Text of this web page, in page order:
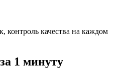
контроль качества на каждом
1 минуту